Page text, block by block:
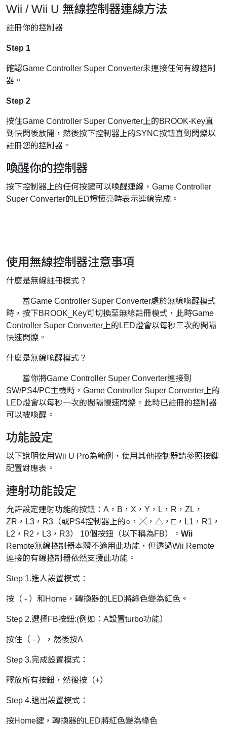
Wii / Wii U 無線控制器連線方法
註冊你的控制器
Step 1
確認Game Controller Super Converter未連接任何有線控制
器。
Step 2
按住Game Controller Super Converter上的BROOK-Key直
到快閃後放開，然後按下控制器上的SYNC按鈕直到閃爍以
註冊您的控制器。
喚醒你的控制器
按下控制器上的任何按鍵可以喚醒連線，Game Controller
Super Converter的LED燈恆亮時表示連線完成。
使用無線控制器注意事項
什麼是無線註冊模式？
當Game Controller Super Converter處於無線喚醒模式
時，按下BROOK_Key可切換至無線註冊模式，此時Game
Controller Super Converter上的LED燈會以每秒三次的間隔
快速閃爍。
什麼是無線喚醒模式？
當你將Game Controller Super Converter連接到
SW/PS4/PC主機時，Game Controller Super Converter上的
LED燈會以每秒一次的間隔慢速閃爍。此時已註冊的控制器
可以被喚醒。
功能設定
以下說明使用Wii U Pro為範例，使用其他控制器請參照按鍵
配置對應表。
連射功能設定
允許設定連射功能的按鈕：A，B，X，Y，L，R，ZL，
ZR，L3，R3（或PS4控制器上的○，╳，△，□，L1，R1，
L2，R2，L3，R3） 10個按鈕（以下稱為FB）。 Wii
Remote無線控制器本體不適用此功能，但透過Wii Remote
連接的有線控制器依然支援此功能。
Step 1.進入設置模式：
按（ - ）和Home，轉換器的LED將綠色變為紅色。
Step 2.選擇FB按鈕:(例如：A設置turbo功能）
按住（ - ），然後按A
Step 3.完成設置模式：
釋放所有按鈕，然後按（+）
Step 4.退出設置模式：
按Home鍵，轉換器的LED將紅色變為綠色